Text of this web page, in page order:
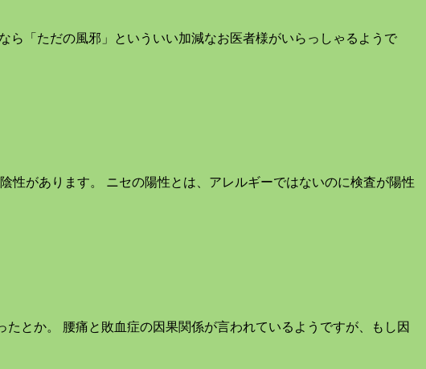
「ただの風邪」といういい加減なお医者様がいらっしゃるようで
性があります。 ニセの陽性とは、アレルギーではないのに検査が陽性
とか。 腰痛と敗血症の因果関係が言われているようですが、もし因